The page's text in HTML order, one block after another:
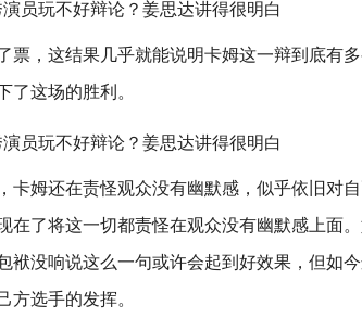
票，这结果几乎就能说明卡姆这一辩到底有
这场的胜利。
卡姆还在责怪观众没有幽默感，似乎依旧对
在了将这一切都责怪在观众没有幽默感上面
袱没响说这么一句或许会起到好效果，但如
选手的发挥。